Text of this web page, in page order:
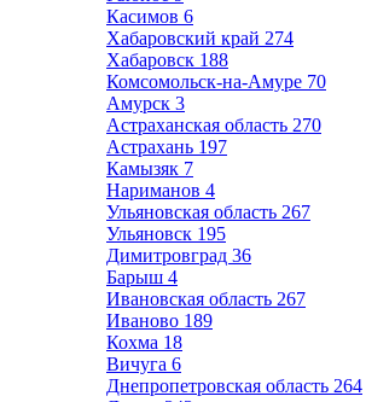
Касимов 6
Хабаровский край 274
Хабаровск 188
Комсомольск-на-Амуре 70
Амурск 3
Астраханская область 270
Астрахань 197
Камызяк 7
Нариманов 4
Ульяновская область 267
Ульяновск 195
Димитровград 36
Барыш 4
Ивановская область 267
Иваново 189
Кохма 18
Вичуга 6
Днепропетровская область 264